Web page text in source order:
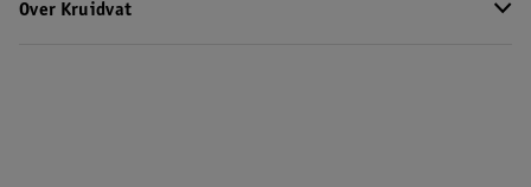
Over Kruidvat